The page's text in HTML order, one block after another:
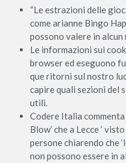
“Le estrazioni delle
come arianne Bingo
possono valere in
Le informazioni sui
browser ed eseguono
que ritorni sul nostro
capire quali sezioni del
utili.
Codere Italia
Blow’ che a Lecce ‘
persone chiarendo che
non possono essere in